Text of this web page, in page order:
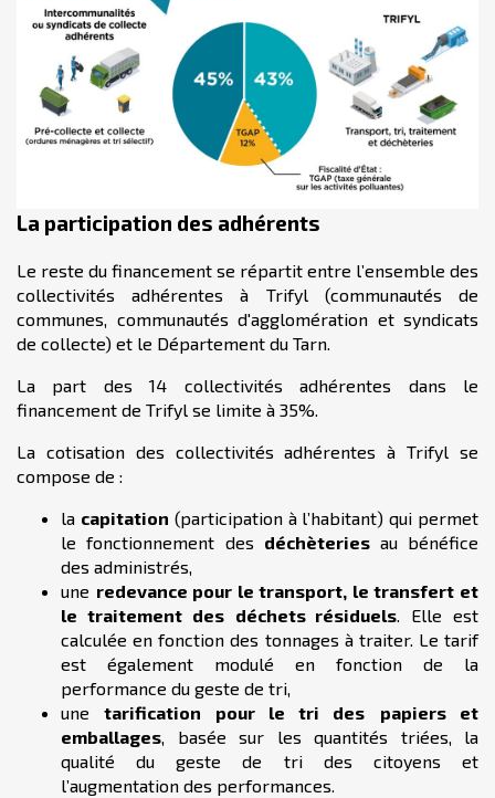
La participation des adhérents
Le reste du financement se répartit entre l’ensemble des
collectivités adhérentes à Trifyl (communautés de
communes, communautés d'agglomération et syndicats
de collecte) et le Département du Tarn.
La part des 14 collectivités adhérentes dans le
financement de Trifyl se limite à 35%.
La cotisation des collectivités adhérentes à Trifyl se
compose de :
la capitation (participation à l’habitant) qui permet
le fonctionnement des déchèteries au bénéfice
des administrés,
une redevance pour le transport, le transfert et
le traitement des déchets résiduels. Elle est
calculée en fonction des tonnages à traiter. Le tarif
est également modulé en fonction de la
performance du geste de tri,
unetarification pour le tri des
papiers et
emballages, basée sur les quantités triées, la
qualité du geste de tri des citoyens et
l’augmentation des performances.